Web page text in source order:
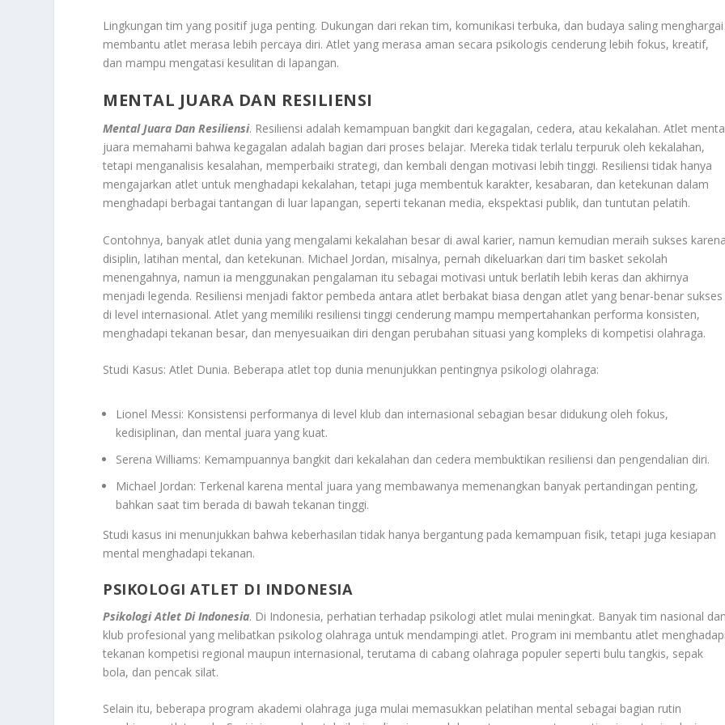
Lingkungan tim yang positif juga penting. Dukungan dari rekan tim, komunikasi terbuka, dan budaya saling menghargai
membantu atlet merasa lebih percaya diri. Atlet yang merasa aman secara psikologis cenderung lebih fokus, kreatif,
dan mampu mengatasi kesulitan di lapangan.
MENTAL JUARA DAN RESILIENSI
Mental Juara Dan Resiliensi. Resiliensi adalah kemampuan bangkit dari kegagalan, cedera, atau kekalahan. Atlet
juara memahami bahwa kegagalan adalah bagian dari proses belajar. Mereka tidak terlalu terpuruk oleh kekalahan,
tetapi menganalisis kesalahan, memperbaiki strategi, dan kembali dengan motivasi lebih tinggi. Resiliensi tidak hanya
mengajarkan atlet untuk menghadapi kekalahan, tetapi juga membentuk karakter, kesabaran, dan ketekunan dalam
menghadapi berbagai tantangan di luar lapangan, seperti tekanan media, ekspektasi publik, dan tuntutan pelatih.
Contohnya, banyak atlet dunia yang mengalami kekalahan besar di awal karier, namun kemudian meraih sukses
disiplin, latihan mental, dan ketekunan. Michael Jordan, misalnya, pernah dikeluarkan dari tim basket sekolah
menengahnya, namun ia menggunakan pengalaman itu sebagai motivasi untuk berlatih lebih keras dan akhirnya
menjadi legenda. Resiliensi menjadi faktor pembeda antara atlet berbakat biasa dengan atlet yang benar-benar sukses
di level internasional. Atlet yang memiliki resiliensi tinggi cenderung mampu mempertahankan performa konsisten,
menghadapi tekanan besar, dan menyesuaikan diri dengan perubahan situasi yang kompleks di kompetisi olahraga.
Studi Kasus: Atlet Dunia. Beberapa atlet top dunia menunjukkan pentingnya psikologi olahraga:
Lionel Messi: Konsistensi performanya di level klub dan internasional sebagian besar didukung oleh fokus,
kedisiplinan, dan mental juara yang kuat.
Serena Williams: Kemampuannya bangkit dari kekalahan dan cedera membuktikan resiliensi dan pengendalian diri.
Michael Jordan: Terkenal karena mental juara yang membawanya memenangkan banyak pertandingan penting,
bahkan saat tim berada di bawah tekanan tinggi.
Studi kasus ini menunjukkan bahwa keberhasilan tidak hanya bergantung pada kemampuan fisik, tetapi juga kesiapan
mental menghadapi tekanan.
PSIKOLOGI ATLET DI INDONESIA
Psikologi Atlet Di Indonesia. Di Indonesia, perhatian terhadap psikologi atlet mulai meningkat. Banyak tim nasional
klub profesional yang melibatkan psikolog olahraga untuk mendampingi atlet. Program ini membantu atlet
tekanan kompetisi regional maupun internasional, terutama di cabang olahraga populer seperti bulu tangkis, sepak
bola, dan pencak silat.
Selain itu, beberapa program akademi olahraga juga mulai memasukkan pelatihan mental sebagai bagian rutin